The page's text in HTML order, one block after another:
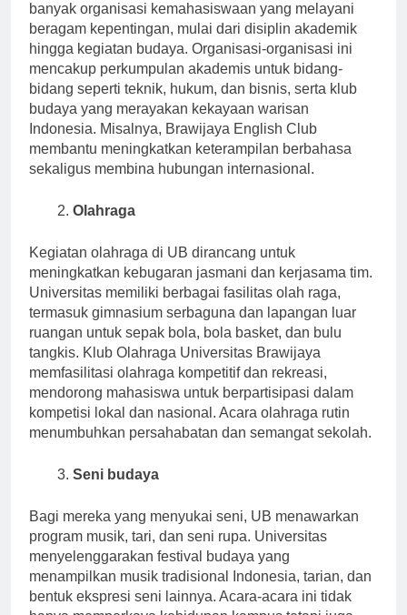
banyak organisasi kemahasiswaan yang melayani
beragam kepentingan, mulai dari disiplin akademik
hingga kegiatan budaya. Organisasi-organisasi ini
mencakup perkumpulan akademis untuk bidang-
bidang seperti teknik, hukum, dan bisnis, serta klub
budaya yang merayakan kekayaan warisan
Indonesia. Misalnya, Brawijaya English Club
membantu meningkatkan keterampilan berbahasa
sekaligus membina hubungan internasional.
Olahraga
Kegiatan olahraga di UB dirancang untuk
meningkatkan kebugaran jasmani dan kerjasama tim.
Universitas memiliki berbagai fasilitas olah raga,
termasuk gimnasium serbaguna dan lapangan luar
ruangan untuk sepak bola, bola basket, dan bulu
tangkis. Klub Olahraga Universitas Brawijaya
memfasilitasi olahraga kompetitif dan rekreasi,
mendorong mahasiswa untuk berpartisipasi dalam
kompetisi lokal dan nasional. Acara olahraga rutin
menumbuhkan persahabatan dan semangat sekolah.
Seni budaya
Bagi mereka yang menyukai seni, UB menawarkan
program musik, tari, dan seni rupa. Universitas
menyelenggarakan festival budaya yang
menampilkan musik tradisional Indonesia, tarian, dan
bentuk ekspresi seni lainnya. Acara-acara ini tidak